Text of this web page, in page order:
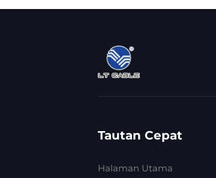
Tautan Cepat
Halaman Utama